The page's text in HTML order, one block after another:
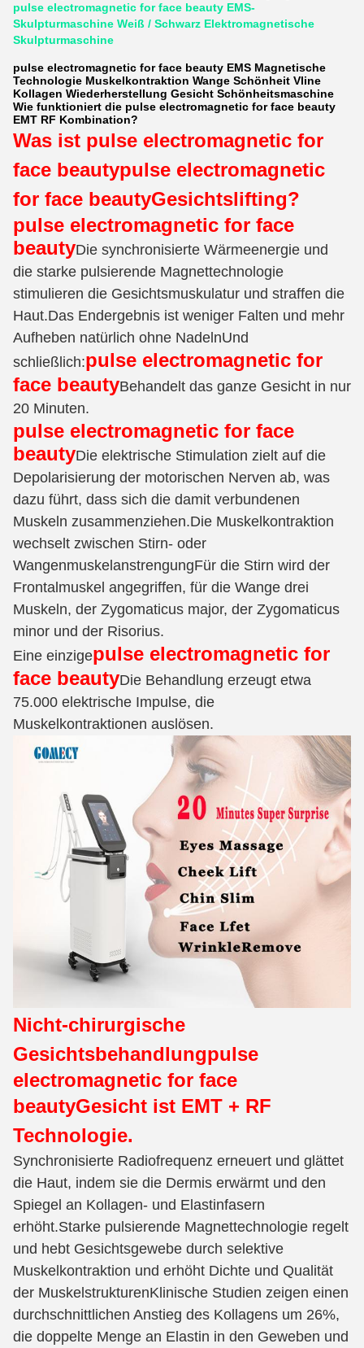
pulse electromagnetic for face beauty EMS-
Skulpturmaschine Weiß / Schwarz Elektromagnetische
Skulpturmaschine
pulse electromagnetic for face beauty EMS Magnetische
Technologie Muskelkontraktion Wange Schönheit Vline
Kollagen Wiederherstellung Gesicht Schönheitsmaschine
Wie funktioniert die pulse electromagnetic for face beauty
EMT RF Kombination?
Was ist pulse electromagnetic for
face beautypulse electromagnetic
for face beautyGesichtslifting?
pulse electromagnetic for face
beautyDie synchronisierte Wärmeenergie und
die starke pulsierende Magnettechnologie
stimulieren die Gesichtsmuskulatur und straffen die
Haut.Das Endergebnis ist weniger Falten und mehr
Aufheben natürlich ohne NadelnUnd
schließlich:pulse electromagnetic for
face beautyBehandelt das ganze Gesicht in nur
20 Minuten.
pulse electromagnetic for face
beautyDie elektrische Stimulation zielt auf die
Depolarisierung der motorischen Nerven ab, was
dazu führt, dass sich die damit verbundenen
Muskeln zusammenziehen.Die Muskelkontraktion
wechselt zwischen Stirn- oder
WangenmuskelanstrengungFür die Stirn wird der
Frontalmuskel angegriffen, für die Wange drei
Muskeln, der Zygomaticus major, der Zygomaticus
minor und der Risorius.
Eine einzigepulse electromagnetic for
face beautyDie Behandlung erzeugt etwa
75.000 elektrische Impulse, die
Muskelkontraktionen auslösen.
Nicht-chirurgische
Gesichtsbehandlungpulse
electromagnetic for face
beautyGesicht ist EMT + RF
Technologie.
Synchronisierte Radiofrequenz erneuert und glättet
die Haut, indem sie die Dermis erwärmt und den
Spiegel an Kollagen- und Elastinfasern
erhöht.Starke pulsierende Magnettechnologie regelt
und hebt Gesichtsgewebe durch selektive
Muskelkontraktion und erhöht Dichte und Qualität
der MuskelstrukturenKlinische Studien zeigen einen
durchschnittlichen Anstieg des Kollagens um 26%,
die doppelte Menge an Elastin in den Geweben und